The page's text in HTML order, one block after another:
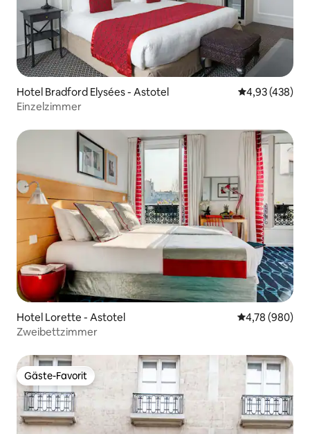
Hotel Bradford Elysées - Astotel
4,93 (438)
Einzelzimmer
Hotel Lorette - Astotel
4,78 (980)
Zweibettzimmer
Gäste-Favorit
Gäste-Favorit